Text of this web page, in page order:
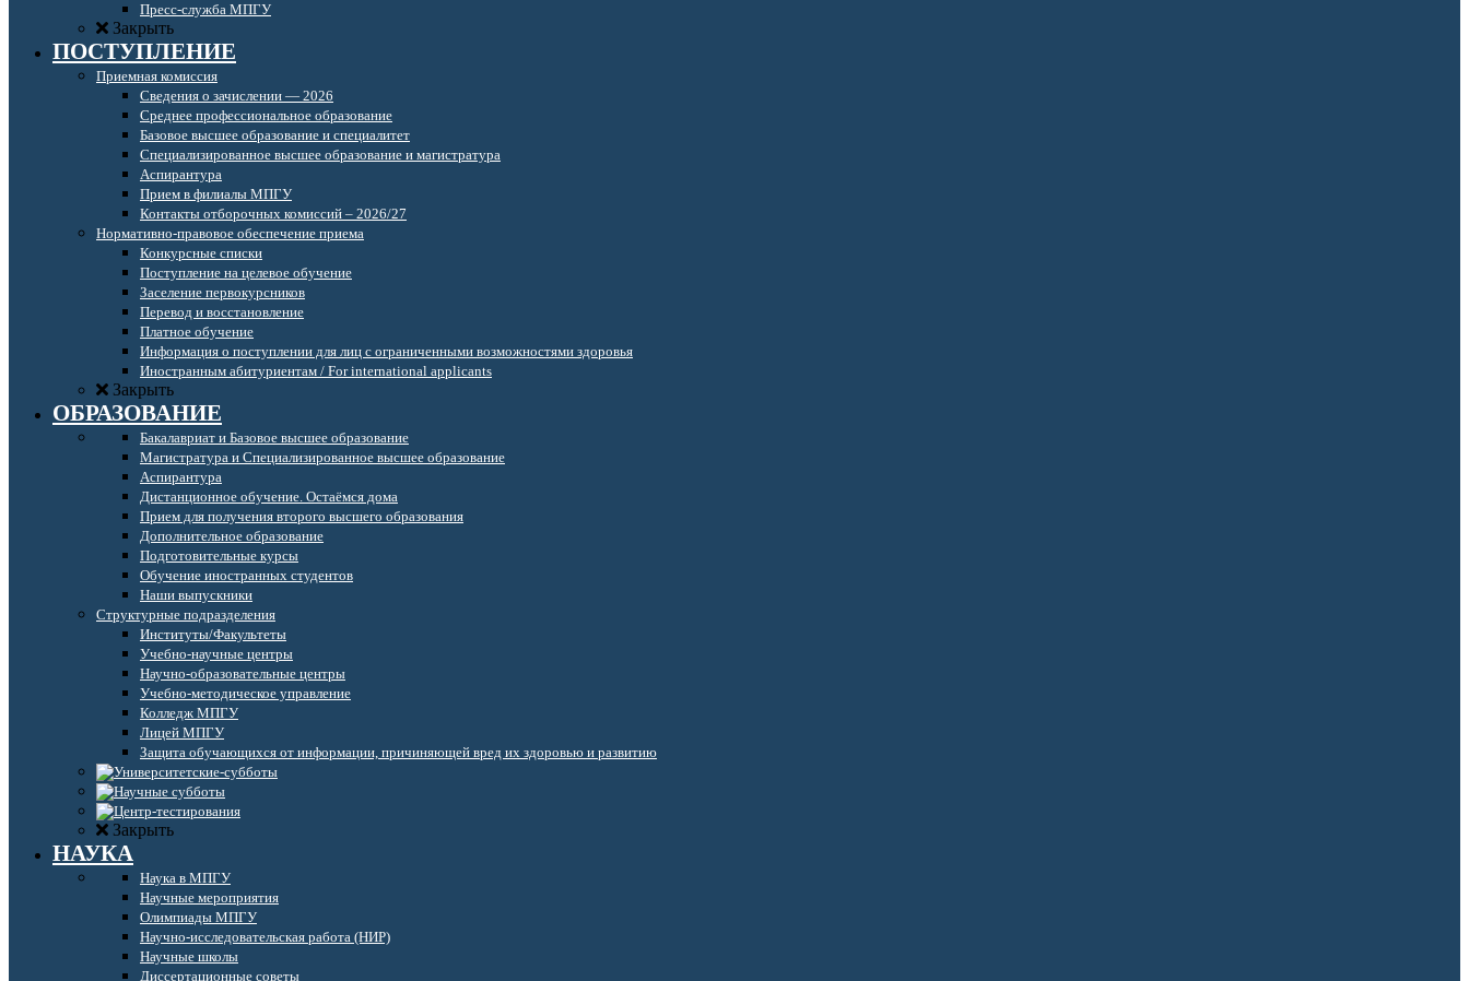
Пресс-служба МПГУ
Закрыть
ПОСТУПЛЕНИЕ
Приемная комиссия
Сведения о зачислении — 2026
Среднее профессиональное образование
Базовое высшее образование и специалитет
Специализированное высшее образование и магистратура
Аспирантура
Прием в филиалы МПГУ
Контакты отборочных комиссий – 2026/27
Нормативно-правовое обеспечение приема
Конкурсные списки
Поступление на целевое обучение
Заселение первокурсников
Перевод и восстановление
Платное обучение
Информация о поступлении для лиц с ограниченными возможностями здоровья
Иностранным абитуриентам / For international applicants
Закрыть
ОБРАЗОВАНИЕ
Бакалавриат и Базовое высшее образование
Магистратура и Специализированное высшее образование
Аспирантура
Дистанционное обучение. Остаёмся дома
Прием для получения второго высшего образования
Дополнительное образование
Подготовительные курсы
Обучение иностранных студентов
Наши выпускники
Структурные подразделения
Институты/Факультеты
Учебно-научные центры
Научно-образовательные центры
Учебно-методическое управление
Колледж МПГУ
Лицей МПГУ
Защита обучающихся от информации, причиняющей вред их здоровью и развитию
Закрыть
НАУКА
Наука в МПГУ
Научные мероприятия
Олимпиады МПГУ
Научно-исследовательская работа (НИР)
Научные школы
Диссертационные советы